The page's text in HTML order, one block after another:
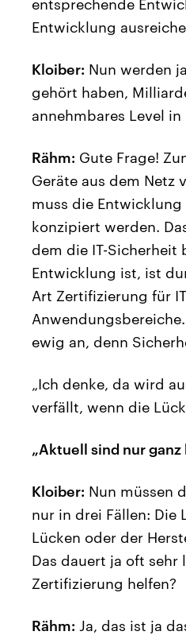
entsprechende
Entwicklung
Kloiber: Nun werden
gehört haben,
annehmbares Level
Rähm: Gute Frage!
Geräte aus dem Netz
muss die Entwicklung
konzipiert werden.
dem die IT-Sicherheit
Entwicklung ist, ist
Art Zertifizierung für
ewig an, denn
„Ich denke, da wird
verfällt, wenn die
„Aktuell sind nur
Kloiber: Nun müssen
nur in drei Fällen: Die
Lücken oder der
Das dauert ja oft
Zertifizierung helfen?
Rähm: Ja, das ist ja